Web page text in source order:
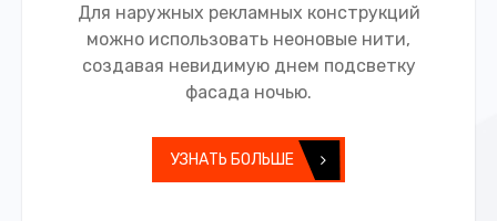
Для наружных рекламных конструкций
можно использовать неоновые нити,
создавая невидимую днем подсветку
фасада ночью.
УЗНАТЬ БОЛЬШЕ